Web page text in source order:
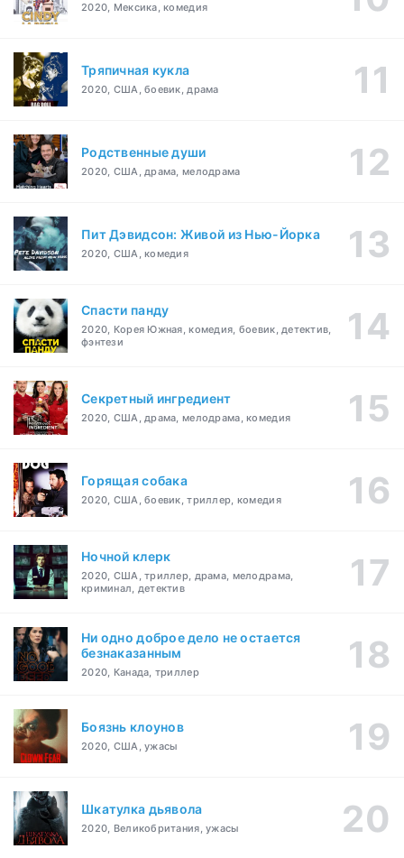
2020, Мексика, комедия
Тряпичная кукла
2020, США, боевик, драма
Родственные души
2020, США, драма, мелодрама
Пит Дэвидсон: Живой из Нью-Йорка
2020, США, комедия
Спасти панду
2020, Корея Южная, комедия, боевик, детектив,
фэнтези
Секретный ингредиент
2020, США, драма, мелодрама, комедия
Горящая собака
2020, США, боевик, триллер, комедия
Ночной клерк
2020, США, триллер, драма, мелодрама,
криминал, детектив
Ни одно доброе дело не остается
безнаказанным
2020, Канада, триллер
Боязнь клоунов
2020, США, ужасы
Шкатулка дьявола
2020, Великобритания, ужасы